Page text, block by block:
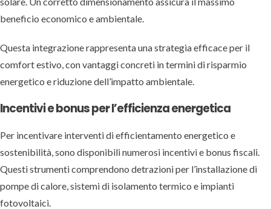
beneficio economico e ambientale.
Questa integrazione rappresenta una strategia efficace per il
comfort estivo, con vantaggi concreti in termini di risparmio
energetico e riduzione dell’impatto ambientale.
Incentivi e bonus per l’efficienza energetica
Per incentivare interventi di efficientamento energetico e
sostenibilità, sono disponibili numerosi incentivi e bonus fiscali.
Questi strumenti comprendono detrazioni per l’installazione di
pompe di calore, sistemi di isolamento termico e impianti
fotovoltaici.